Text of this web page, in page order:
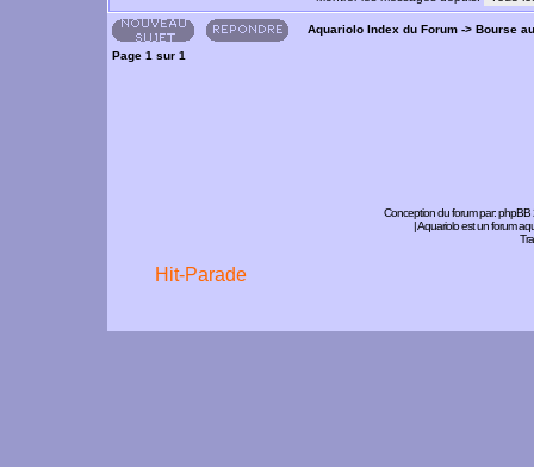
Aquariolo Index du Forum -> Bourse
Page 1 sur 1
Conception du forum par:phpBB
| Aquariolo est un forum